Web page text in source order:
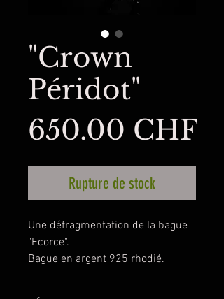
"Crown
Péridot"
650.00 CHF
Rupture de stock
Une défragmentation de la bague
"Ecorce".
Bague en argent 925 rhodié.